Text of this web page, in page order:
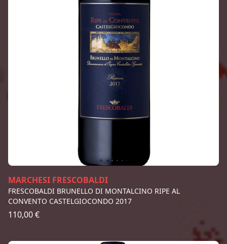
MARCHESI FRESCOBALDI
FRESCOBALDI BRUNELLO DI MONTALCINO RIPE AL
CONVENTO CASTELGIOCONDO 2017
110,00 €